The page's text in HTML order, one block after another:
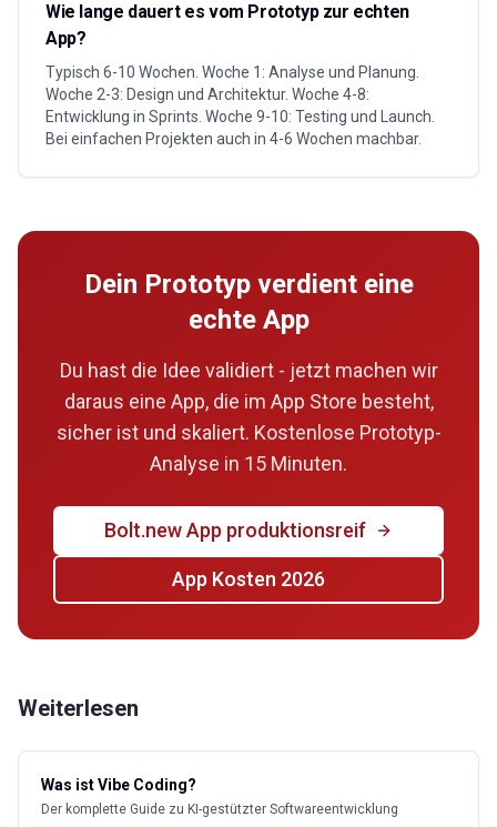
Wie lange dauert es vom Prototyp zur echten
App?
Typisch 6-10 Wochen. Woche 1: Analyse und Planung.
Woche 2-3: Design und Architektur. Woche 4-8:
Entwicklung in Sprints. Woche 9-10: Testing und Launch.
Bei einfachen Projekten auch in 4-6 Wochen machbar.
Dein Prototyp verdient eine
echte App
Du hast die Idee validiert - jetzt machen wir
daraus eine App, die im App Store besteht,
sicher ist und skaliert. Kostenlose Prototyp-
Analyse in 15 Minuten.
Bolt.new App produktionsreif
App Kosten 2026
Weiterlesen
Was ist Vibe Coding?
Der komplette Guide zu KI-gestützter Softwareentwicklung